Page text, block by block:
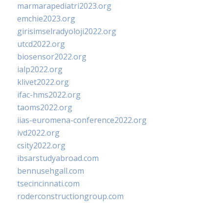
marmarapediatri2023.org
emchie2023.org
girisimselradyoloji2022.org
utcd2022.org
biosensor2022.org
ialp2022.org
klivet2022.org
ifac-hms2022.org
taoms2022.org
iias-euromena-conference2022.org
ivd2022.org
csity2022.org
ibsarstudyabroad.com
bennusehgall.com
tsecincinnati.com
roderconstructiongroup.com